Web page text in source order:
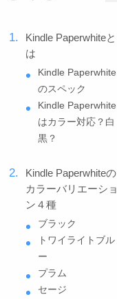
Kindle Paperwhiteと
は
Kindle Paperwhite
のスペック
Kindle Paperwhite
はカラー対応？白
黒？
Kindle Paperwhiteの
カラーバリエーショ
ン４種
ブラック
トワイライトブル
ー
プラム
セージ